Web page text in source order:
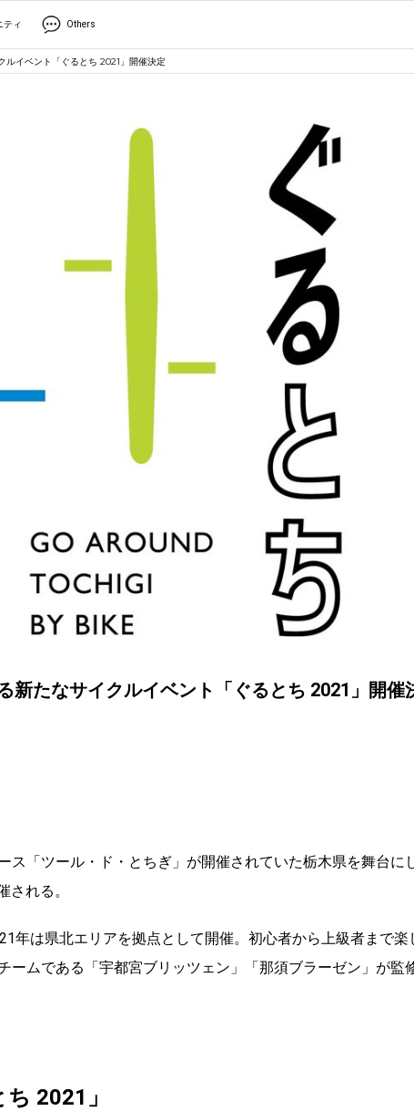
ティ Others
ルイベント「ぐるとち 2021」開催決定
新たなサイクルイベント「ぐるとち 2021」開催
ス「ツール・ド・とちぎ」が開催されていた栃木県を舞台に
れる。
年は県北エリアを拠点として開催。初心者から上級者まで楽
ームである「宇都宮ブリッツェン」「那須ブラーゼン」が監
2021」